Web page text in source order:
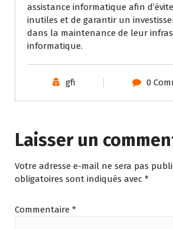
assistance informatique afin
inutiles et de garantir un
dans la maintenance de leur
informatique.
gfi 0
Laisser un
Votre adresse e-mail ne sera pas
obligatoires sont indiqués avec *
Commentaire *